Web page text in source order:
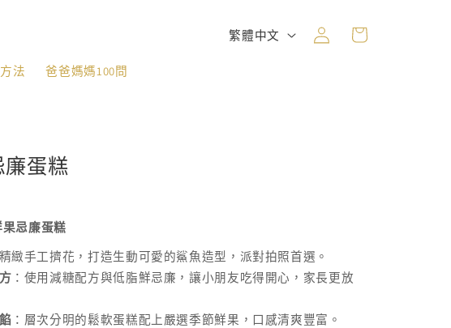
法 爸爸媽媽100問
語
繁體中文
登
入
物
蛋糕
忌廉蛋糕
精緻手工擠花，打造生動可愛的鯊魚造型，派對拍照首選。
：使用減糖配方與低脂鮮忌廉，讓小朋友吃得開心，家長更放
：層次分明的鬆軟蛋糕配上嚴選季節鮮果，口感清爽豐富。